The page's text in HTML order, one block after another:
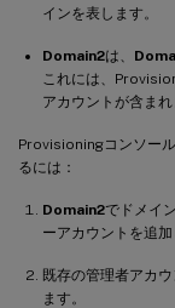
インを表します。
Domain2は、
これには、
アカウントが含まれ
Provisioningコンソー
るには：
Domain2でドメイ
ーアカウントを追加
既存の管理者アカ
ます。